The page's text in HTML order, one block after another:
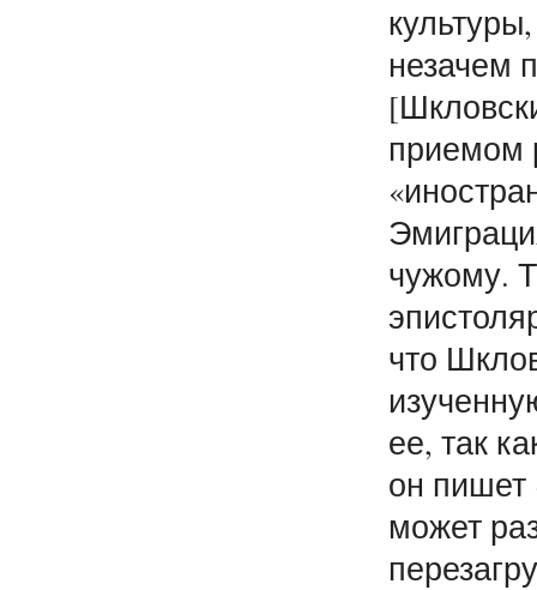
незачем
приемом
чужому.
что
ее, так
он пишет
может